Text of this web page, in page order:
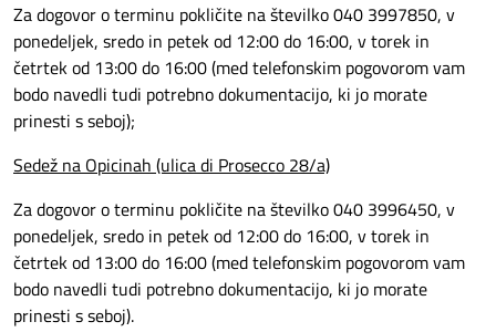
Za dogovor o terminu pokličite na številko 040 3997850, v
ponedeljek, sredo in petek od 12:00 do 16:00, v torek in
četrtek od 13:00 do 16:00 (med telefonskim pogovorom vam
bodo navedli tudi potrebno dokumentacijo, ki jo morate
prinesti s seboj);
Sedež na Opicinah (ulica di Prosecco 28/a)
Za dogovor o terminu pokličite na številko 040 3996450, v
ponedeljek, sredo in petek od 12:00 do 16:00, v torek in
četrtek od 13:00 do 16:00 (med telefonskim pogovorom vam
bodo navedli tudi potrebno dokumentacijo, ki jo morate
prinesti s seboj).